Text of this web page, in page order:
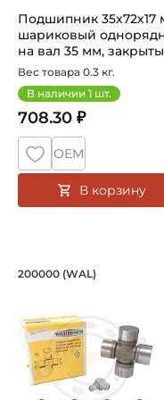
Подшипник 35х72х17
шариковый
на вал 35 мм,
улу...
Вес товара 0.3 кг.
В наличии 1 шт.
708.30 ₽
ОЕМ
В корзину
Крестовина
Крестовина
200000 (WAL)